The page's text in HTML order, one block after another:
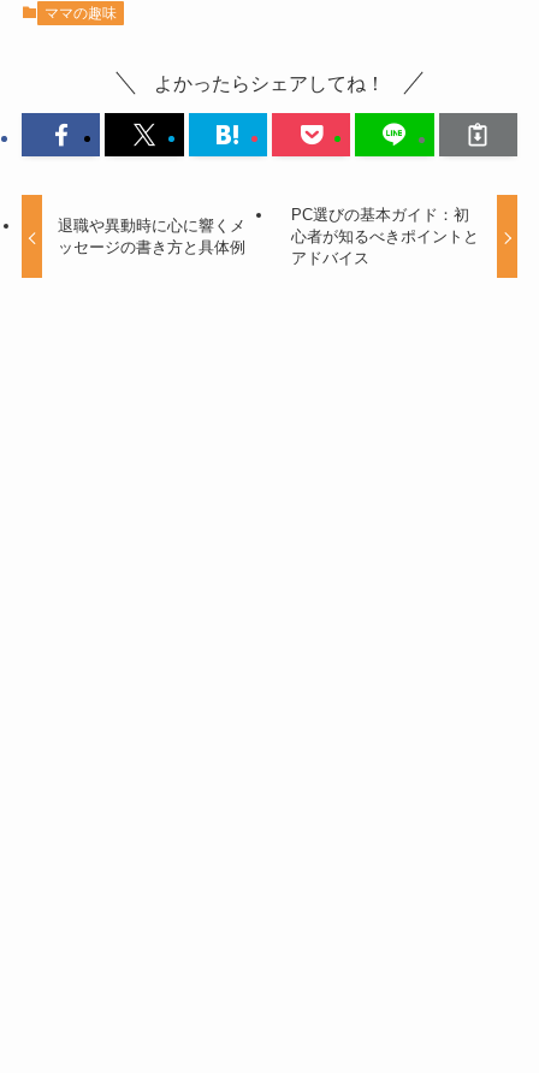
ママの趣味
よかったらシェアしてね！
退職や異動時に心に響くメ
ッセージの書き方と具体例
PC選びの基本ガイド：初
心者が知るべきポイントと
アドバイス